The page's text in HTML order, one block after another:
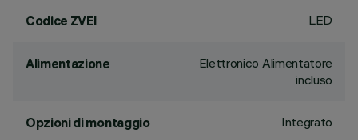
Codice ZVEI LED
Alimentazione
Elettronico Alimentatore
incluso
Opzioni di montaggio Integrato